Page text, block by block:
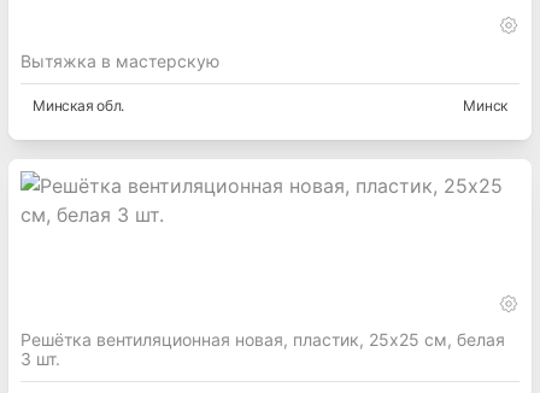
Вытяжка в мастерскую
Минская обл. Минск
Решётка вентиляционная новая, пластик, 25х25 см, белая
3 шт.